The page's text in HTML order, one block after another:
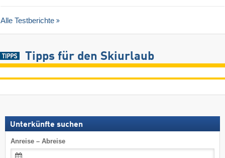
Alle Testberichte
Tipps für den Skiurlaub
Unterkünfte suchen
Anreise – Abreise